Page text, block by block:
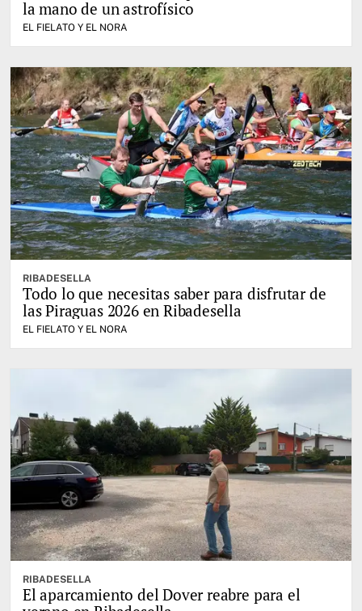
la mano de un astrofísico
EL FIELATO Y EL NORA
RIBADESELLA
Todo lo que necesitas saber para disfrutar de
las Piraguas 2026 en Ribadesella
EL FIELATO Y EL NORA
RIBADESELLA
El aparcamiento del Dover reabre para el